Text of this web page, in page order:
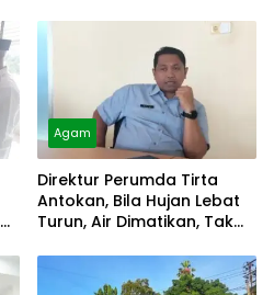
Agam
Direktur Perumda Tirta
Antokan, Bila Hujan Lebat
Turun, Air Dimatikan, Tak